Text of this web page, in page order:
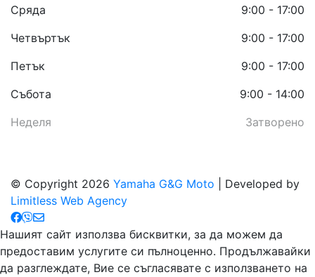
Сряда
9:00 - 17:00
Четвъртък
9:00 - 17:00
Петък
9:00 - 17:00
Събота
9:00 - 14:00
Неделя
Затворено
© Copyright 2026 Yamaha G&G Moto | Developed by
Limitless Web Agency
Нашият сайт използва бисквитки, за да можем да
предоставим услугите си пълноценно. Продължавайки
да разглеждате, Вие се съгласявате с използването на